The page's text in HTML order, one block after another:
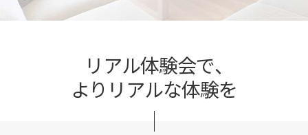
リアル体験会で、
よりリアルな体験を